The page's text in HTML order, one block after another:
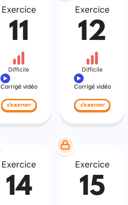
Exercice
11
Difficile
Corrigé vidéo
s'exercer
Exercice
12
Difficile
Corrigé vidéo
s'exercer
Exercice
14
Exercice
15